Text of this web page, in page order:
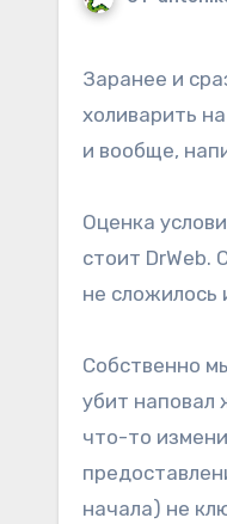
Заранее и сразу оговорюсь — данный опыт исключительно субъективный. Возможны вариации и
холиварить
и вообще,
Оценка
стоит DrWeb.
не сложилось
Собственно
убит наповал
что-то
начала) не